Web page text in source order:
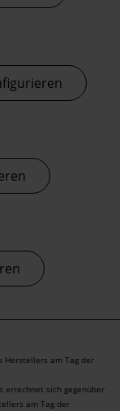
Herstellers am Tag der
errechnet sich gegenüber
am Tag der